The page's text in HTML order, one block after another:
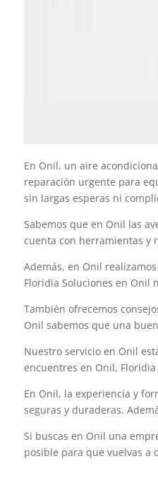
En Onil, un aire
reparación urgente para
sin largas esperas ni
Sabemos que en Onil las
cuenta con herramientas y
Además, en Onil
Floridia Soluciones en Onil
También ofrecemos
Onil sabemos que una
Nuestro servicio en Onil
encuentres en Onil,
En Onil, la experiencia y
seguras y duraderas.
Si buscas en Onil una
posible para que vuelvas